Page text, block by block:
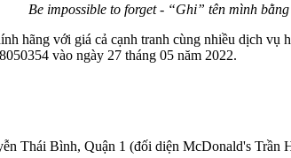
Be impossible to forget - “Ghi” tên mình
hãng với giá cả cạnh tranh cùng nhiều dịch
vào ngày 27 tháng 05 năm 2022.
Thái Bình, Quận 1 (đối diện McDonald's